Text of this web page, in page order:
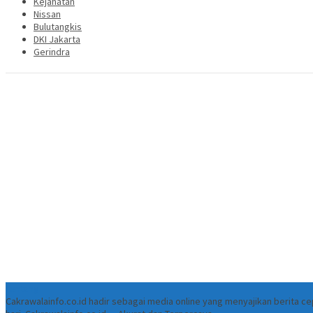
Nissan
Bulutangkis
DKI Jakarta
Gerindra
Cakrawalainfo.co.id hadir sebagai media online yang menyajikan berita